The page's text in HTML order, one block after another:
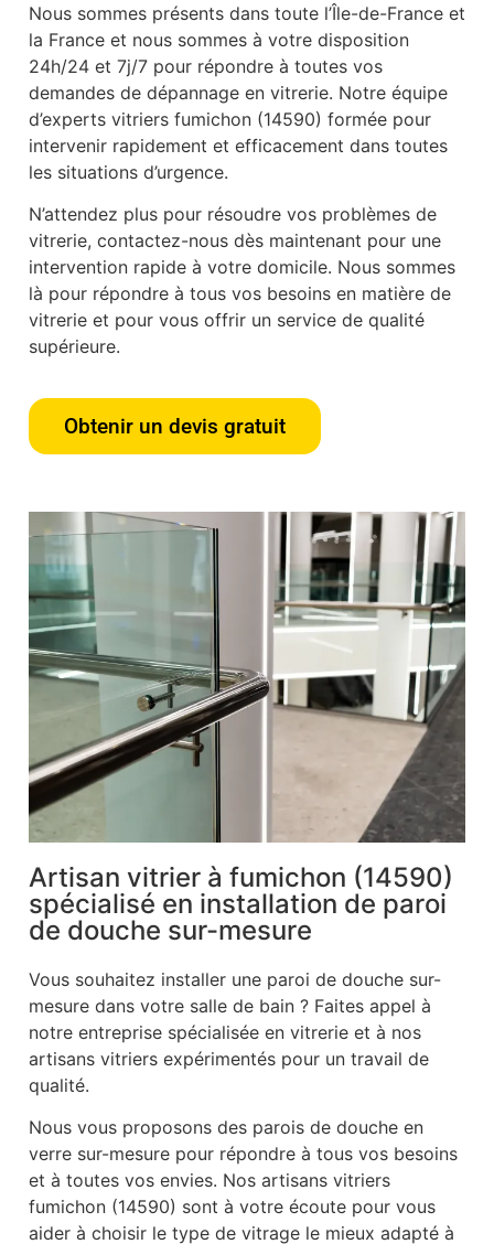
Nous sommes présents dans toute l’Île-de-France et
la France et nous sommes à votre disposition
24h/24 et 7j/7 pour répondre à toutes vos
demandes de dépannage en vitrerie. Notre équipe
d’experts vitriers fumichon (14590) formée pour
intervenir rapidement et efficacement dans toutes
les situations d’urgence.
N’attendez plus pour résoudre vos problèmes de
vitrerie, contactez-nous dès maintenant pour une
intervention rapide à votre domicile. Nous sommes
là pour répondre à tous vos besoins en matière de
vitrerie et pour vous offrir un service de qualité
supérieure.
Obtenir un devis gratuit
Artisan vitrier à fumichon (14590)
spécialisé en installation de paroi
de douche sur-mesure
Vous souhaitez installer une paroi de douche sur-
mesure dans votre salle de bain ? Faites appel à
notre entreprise spécialisée en vitrerie et à nos
artisans vitriers expérimentés pour un travail de
qualité.
Nous vous proposons des parois de douche en
verre sur-mesure pour répondre à tous vos besoins
et à toutes vos envies. Nos artisans vitriers
fumichon (14590) sont à votre écoute pour vous
aider à choisir le type de vitrage le mieux adapté à